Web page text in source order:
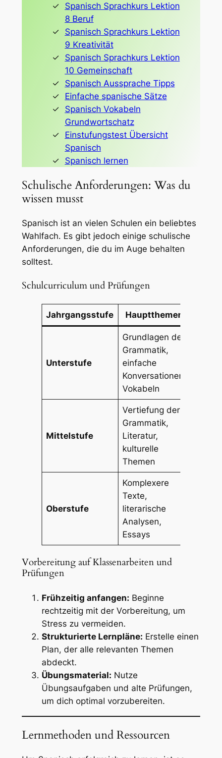
Spanisch Sprachkurs Lektion
8 Beruf
Spanisch Sprachkurs Lektion
9 Kreativität
Spanisch Sprachkurs Lektion
10 Gemeinschaft
Spanisch Aussprache Tipps
Einfache spanische Sätze
Spanisch Vokabeln
Grundwortschatz
Einstufungstest Übersicht
Spanisch
Spanisch lernen
Schulische Anforderungen: Was du
wissen musst
Spanisch ist an vielen Schulen ein beliebtes
Wahlfach. Es gibt jedoch einige schulische
Anforderungen, die du im Auge behalten
solltest.
Schulcurriculum und Prüfungen
Jahrgangsstufe Hauptthemen
Unterstufe
Grundlagen der
Grammatik,
einfache
Konversationen,
Vokabeln
Mittelstufe
Vertiefung der
Grammatik,
Literatur,
kulturelle
Themen
Oberstufe
Komplexere
Texte,
literarische
Analysen,
Essays
Vorbereitung auf Klassenarbeiten und
Prüfungen
Frühzeitig anfangen: Beginne
rechtzeitig mit der Vorbereitung, um
Stress zu vermeiden.
Strukturierte Lernpläne: Erstelle einen
Plan, der alle relevanten Themen
abdeckt.
Übungsmaterial: Nutze
Übungsaufgaben und alte Prüfungen,
um dich optimal vorzubereiten.
Lernmethoden und Ressourcen